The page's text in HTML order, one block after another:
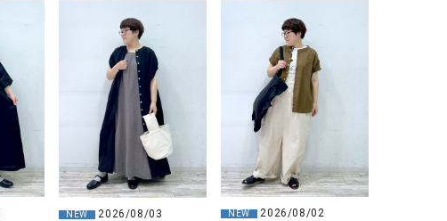
NEW 2026/08/03 NEW 2026/08/02